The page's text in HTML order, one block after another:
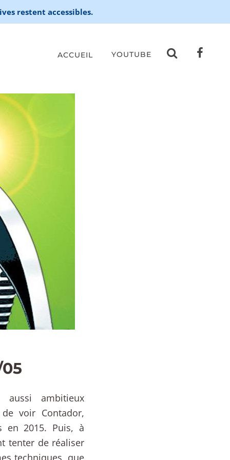
restent accessibles.
ACCUEIL YOUTUBE
aussi ambitieux
voir Contador,
en 2015. Puis, à
tenter de réaliser
techniques, que